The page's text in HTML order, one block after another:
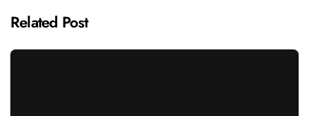
Related Post